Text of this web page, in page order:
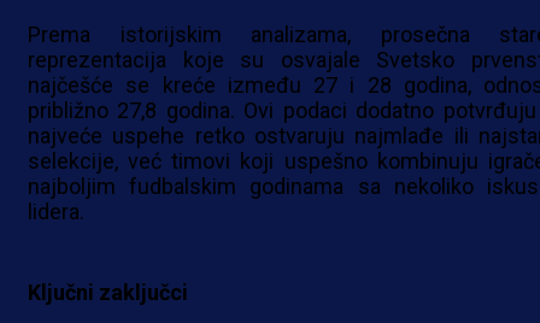
Prema istorijskim analizama, prosečna
reprezentacija koje su osvajale Svetsko
najčešće se kreće između 27 i 28 godina,
približno 27,8 godina. Ovi podaci dodatno
najveće uspehe retko ostvaruju najmlađe ili
selekcije, već timovi koji uspešno kombinuju
najboljim fudbalskim godinama sa nekoliko
lidera.
Ključni zaključci